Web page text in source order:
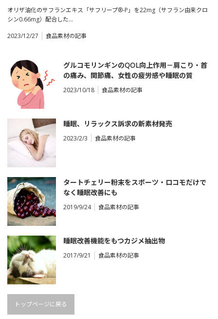
オリザ油化のサフランエキス「サフリープ®-P」を22mg（サフラン由来クロ
シン0.66mg）配合した…
2023/12/27
食品素材の記事
グルコモリンギンのQOL向上作用－肩こり・首
の痛み、関節痛、女性の疲労感や睡眠の質
2023/10/18 食品素材の記事
睡眠、リラックス訴求の新素材発売
2023/2/3 食品素材の記事
タートチェリー粉末をスポーツ・ロコモだけで
なく睡眠改善にも
2019/9/24 食品素材の記事
睡眠改善機能をもつカジメ抽出物
2017/9/21 食品素材の記事
トップページに戻る